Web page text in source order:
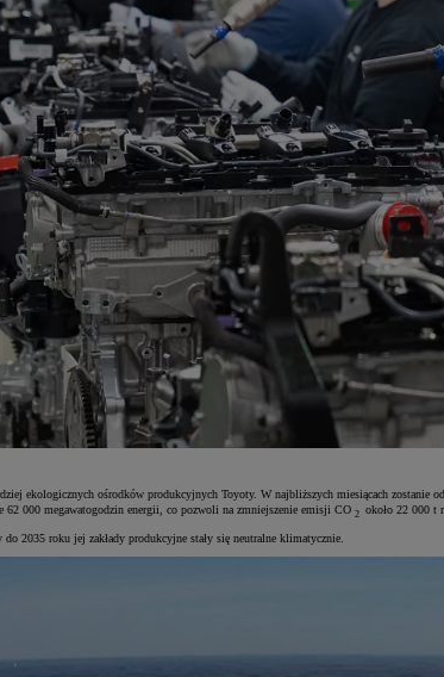
ekologicznych ośrodków produkcyjnych Toyoty. W najbliższych miesiącach zostanie
62 000 megawatogodzin energii, co pozwoli na zmniejszenie emisji CO 2 około 22 000 t
2035 roku jej zakłady produkcyjne stały się neutralne klimatycznie.